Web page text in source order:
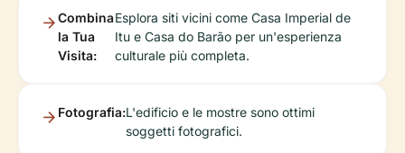
Combina
la Tua
Visita:
Esplora siti vicini come Casa Imperial de
Itu e Casa do Barão per un'esperienza
culturale più completa.
Fotografia:L'edificio e le mostre sono ottimi
soggetti fotografici.